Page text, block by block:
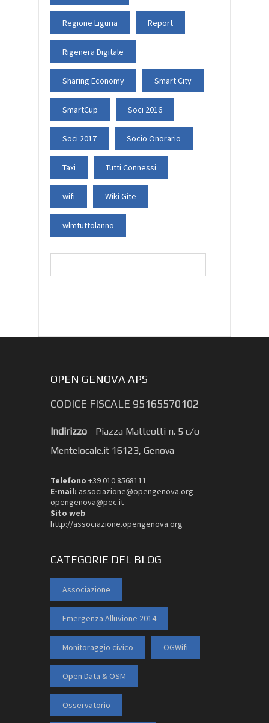
Regione Liguria Report
Rigenera Digitale
Sharing Economy Smart City
SmartCup Soci 2016
Soci 2017 Socio Onorario
Taxi Tutti Connessi
wifi Wiki Gite
wlmtuttolanno
Ricerca
OPEN GENOVA APS
CODICE FISCALE 95165570102
Indirizzo - Piazza Matteotti n. 5 c/o
Mentelocale.it 16123, Genova
Telefono +39 010 8568111
E-mail: associazione@opengenova.org -
opengenova@pec.it
Sito web
http://associazione.opengenova.org
CATEGORIE DEL BLOG
Associazione
Emergenza Alluvione 2014
Monitoraggio civico OGWifi
Open Data & OSM
Osservatorio